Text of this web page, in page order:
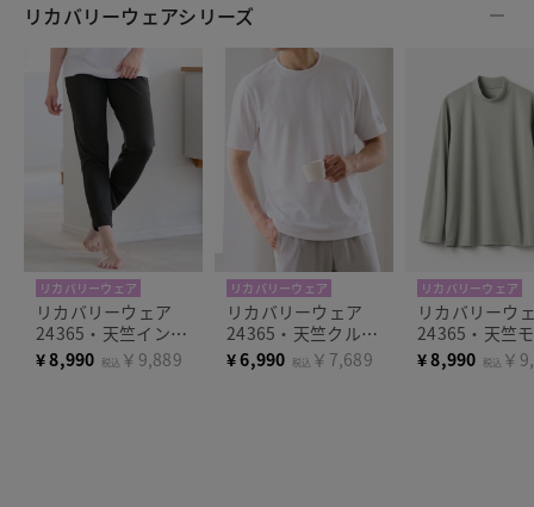
リカバリーウェアシリーズ
リカバリーウェア
リカバリーウェア
24365・天竺インナ
ーパンツ
¥8,990 税込 ￥9,889
リカバリーウェア
リカバリーウェア
24365・天竺クルー
ネック半袖
¥6,990 税込 ￥7,689
リカバリーウェア
リカバリーウ
24365・天竺
ネック長袖
¥8,990 税込 ￥